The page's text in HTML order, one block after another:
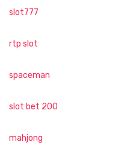
slot777
rtp slot
spaceman
slot bet 200
mahjong